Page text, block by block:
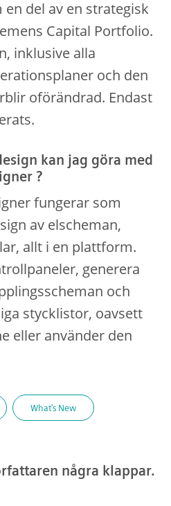
en del av en strategisk
Capital Portfolio.
inklusive alla
och den
oförändrad. Endast
kan jag göra med
?
fungerar som
av elscheman,
allt i en plattform.
generera
och
stycklistor, oavsett
eller använder den
What's New
några klappar.